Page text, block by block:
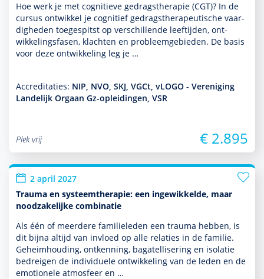
Hoe werk je met cogni­tieve gedrags­thera­pie (CGT)? In de
cursus ontwik­kel je cognitief gedrags­thera­peu­tische vaar­
dig­heden toegespitst op ver­schil­lende leeftijden, ont­
wikke­lingsfasen, klachten en probleemgebieden. De basis
voor deze ont­wikke­ling leg je …
Accreditaties: NIP, NVO, SKJ, VGCt, vLOGO - Vereniging
Landelijk Orgaan Gz-opleidingen, VSR
Plek vrij € 2.895
2 april 2027
Trauma en systeemtherapie: een ingewikkelde, maar
noodzakelijke combinatie
Als één of meerdere familieleden een trauma hebben, is
dit bijna altijd van invloed op alle relaties in de familie.
Geheimhouding, ontkenning, bagatellisering en isolatie
bedreigen de indivi­duele ont­wikke­ling van de leden en de
emotionele atmosfeer en …